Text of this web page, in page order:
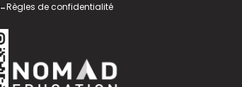
-Règles de confidentialité